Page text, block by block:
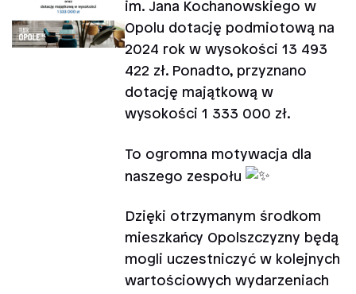
im. Jana Kochanowskiego w
Opolu dotację podmiotową na
2024 rok w wysokości 13 493
422 zł. Ponadto, przyznano
dotację majątkową w
wysokości 1 333 000 zł.
To ogromna motywacja dla
naszego zespołu
Dzięki otrzymanym środkom
mieszkańcy Opolszczyzny będą
mogli uczestniczyć w kolejnych
wartościowych wydarzeniach